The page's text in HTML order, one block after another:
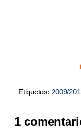
Etiquetas: 2009/
1